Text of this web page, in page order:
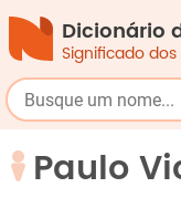
Dicionário
Significado
Paulo